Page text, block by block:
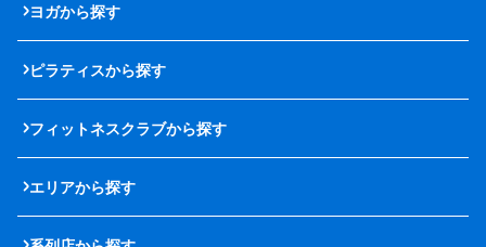
ヨガから探す
ピラティスから探す
フィットネスクラブから探す
エリアから探す